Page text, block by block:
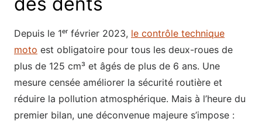
Depuis le 1ᵉʳ février 2023, le contrôle technique
moto est obligatoire pour tous les deux-roues de
plus de 125 cm³ et âgés de plus de 6 ans. Une
mesure censée améliorer la sécurité routière et
réduire la pollution atmosphérique. Mais à l’heure du
premier bilan, une déconvenue majeure s’impose :